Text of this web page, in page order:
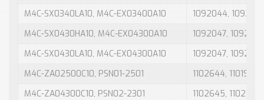
M4C-SX0340LA10, M4C-EX03400A10
1092044,
M4C-SX0430HA10, M4C-EX04300A10
1092047,
M4C-SX0430LA10, M4C-EX04300A10
1092047,
M4C-ZA02500C10, PSN01-2501
1102644, 1101921
M4C-ZA04300C10, PSN02-2301
1102645, 1102144